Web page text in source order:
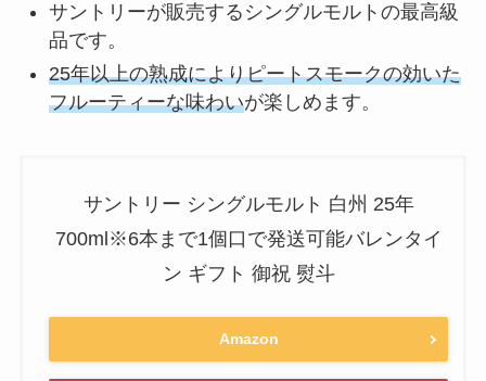
サントリーが販売するシングルモルトの最高級
品です。
25年以上の熟成によりピートスモークの効いた
フルーティーな味わいが楽しめます。
サントリー シングルモルト 白州 25年
700ml※6本まで1個口で発送可能バレンタイ
ン ギフト 御祝 熨斗
Amazon